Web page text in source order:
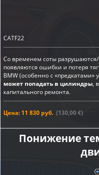
CATF22
Со временем соты
появляются ошибки и потеря
BMW (особенно с «предкатами»
может попадать в цилиндры,
капитального ремонта.
Цена: 11 830 руб. (130,00 €)
Понижение